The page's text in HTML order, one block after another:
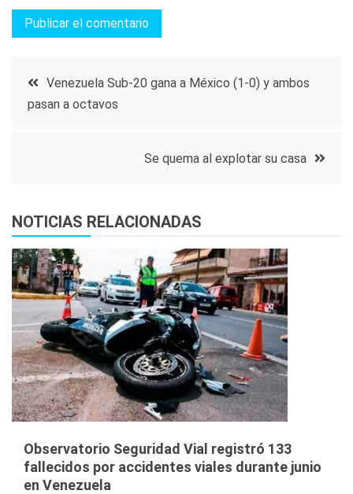
Navegación
de
Venezuela Sub-20 gana a México (1-0) y ambos
pasan a octavos
Se quema al explotar su casa
NOTICIAS RELACIONADAS
Observatorio Seguridad Vial registró 133
fallecidos por accidentes viales durante junio
en Venezuela